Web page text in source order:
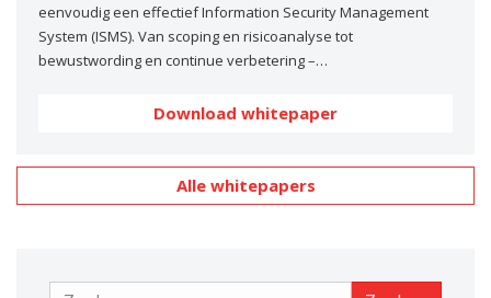
eenvoudig een effectief Information Security Management
System (ISMS). Van scoping en risicoanalyse tot
bewustwording en continue verbetering –…
Download whitepaper
Alle whitepapers
Zoeken